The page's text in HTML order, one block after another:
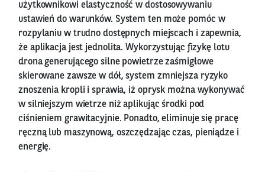
użytkownikowi elastyczność w dostosowywaniu
ustawień do warunków. System ten może pomóc w
rozpylaniu w trudno dostępnych miejscach i zapewnia,
że aplikacja jest jednolita. Wykorzystując fizykę lotu
drona generującego silne powietrze zaśmigłowe
skierowane zawsze w dół, system zmniejsza ryzyko
znoszenia kropli i sprawia, iż oprysk można wykonywać
w silniejszym wietrze niż aplikując środki pod
ciśnieniem grawitacyjnie. Ponadto, eliminuje się pracę
ręczną lub maszynową, oszczędzając czas, pieniądze i
energię.